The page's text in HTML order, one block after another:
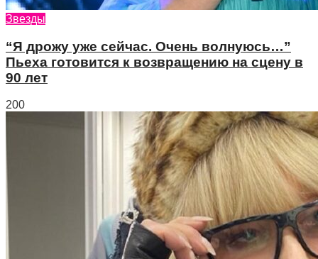
Звезды
“Я дрожу уже сейчас. Очень волнуюсь…”
Пьеха готовится к возвращению на сцену в
90 лет
200